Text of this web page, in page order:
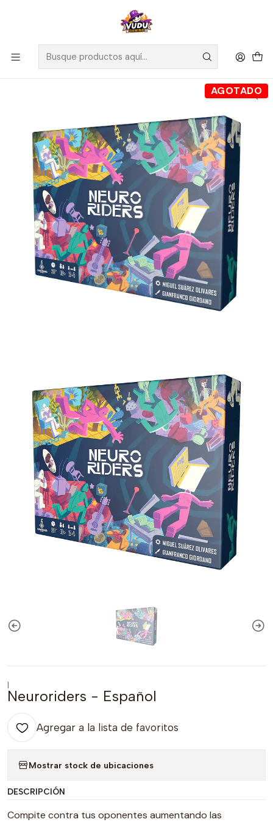
🚀 ¡Despachamos a todo Chile! Envío GRATIS a Regiones sobre
$100.000 y a RM sobre $35.000
Juegos de Mesa Competitivos Neuroriders - Español
AGOTADO
|
Neuroriders - Español
Agregar a la lista de favoritos
Mostrar stock de ubicaciones
DESCRIPCIÓN
Compite contra tus oponentes aumentando las